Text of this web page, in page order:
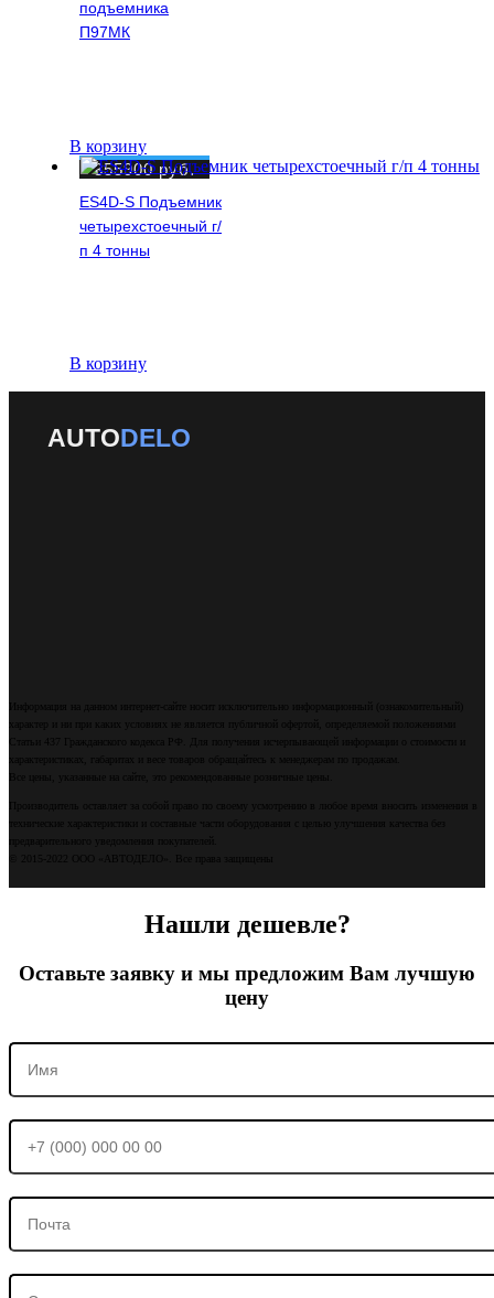
подъемника
П97МК
В корзину
ES4D-S Подъемник
четырехстоечный г/
п 4 тонны
355900руб.
В корзину
AUTODELO
Информация на данном интернет-сайте носит исключительно информационный (ознакомительный)
характер и ни при каких условиях не является публичной офертой, определяемой положениями
Статьи 437 Гражданского кодекса РФ. Для получения исчерпывающей информации о стоимости и
характеристиках, габаритах и весе товаров обращайтесь к менеджерам по продажам.
Все цены, указанные на сайте, это рекомендованные розничные цены.
Производитель оставляет за собой право по своему усмотрению в любое время вносить изменения в
технические характеристики и составные части оборудования с целью улучшения качества без
предварительного уведомления покупателей.
© 2015-2022 ООО «АВТОДЕЛО». Все права защищены
Нашли дешевле?
Оставьте заявку и мы предложим Вам лучшую
цену